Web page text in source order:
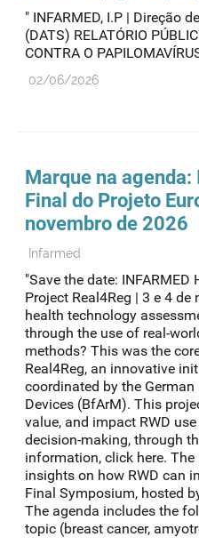
" INFARMED, I.P | Direção
(DATS) RELATÓRIO
CONTRA O
02/06/2026
Marque na
Final do Projeto
novembro de 2026
Infarmed
"Save the date:
Project Real4Reg | 3 e 4
health technology
through the use of real-
methods? This was the
Real4Reg, an innovative
coordinated by the
Devices (BfArM). This
value, and impact RWD
decision-making, through
information, click here. The
insights on how RWD can
Final Symposium, hosted
The agenda includes the
topic (breast cancer,